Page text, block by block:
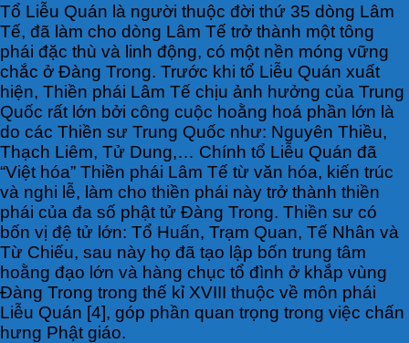
Tổ Liễu Quán là người thuộc đời thứ 35 dòng Lâm
Tế, đã làm cho dòng Lâm Tế trở thành một tông
phái đặc thù và linh động, có một nền móng vững
chắc ở Đàng Trong. Trước khi tổ Liễu Quán xuất
hiện, Thiền phái Lâm Tế chịu ảnh hưởng của Trung
Quốc rất lớn bởi công cuộc hoằng hoá phần lớn là
do các Thiền sư Trung Quốc như: Nguyên Thiều,
Thạch Liêm, Tử Dung,… Chính tổ Liễu Quán đã
“Việt hóa” Thiền phái Lâm Tế từ văn hóa, kiến trúc
và nghi lễ, làm cho thiền phái này trở thành thiền
phái của đa số phật tử Đàng Trong. Thiền sư có
bốn vị đệ tử lớn: Tổ Huấn, Trạm Quan, Tế Nhân và
Từ Chiếu, sau này họ đã tạo lập bốn trung tâm
hoằng đạo lớn và hàng chục tổ đình ở khắp vùng
Đàng Trong trong thế kỉ XVIII thuộc về môn phái
Liễu Quán [4], góp phần quan trọng trong việc chấn
hưng Phật giáo.